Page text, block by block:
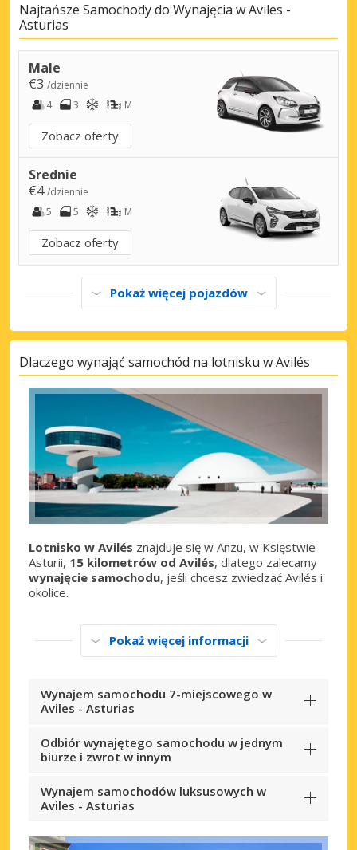
Najtańsze Samochody do Wynajęcia w Aviles -
Asturias
Male
€3 /dziennie
4
3 M
Zobacz oferty
Srednie
€4/dziennie
5
5 M
Zobacz oferty
Pokaż więcej pojazdów
Dlaczego wynająć samochód na lotnisku w Avilés
Lotnisko w Avilés znajduje się w Anzu, w Księstwie
Asturii, 15 kilometrów od Avilés, dlatego zalecamy
wynajęcie samochodu, jeśli chcesz zwiedzać Avilés i
okolice.
Pokaż więcej informacji
Wynajem samochodu 7-miejscowego w
Aviles - Asturias
Odbiór wynajętego samochodu w jednym
biurze i zwrot w innym
Wynajem samochodów luksusowych w
Aviles - Asturias